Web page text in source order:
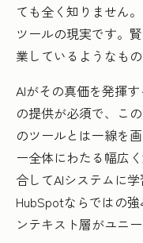
ても全く知りません
ツールの現実です。
業しているようなもの
AIがその真価を発揮
の提供が必須で、こ
のツールとは一線を
ー全体にわたる幅広
合してAIシステムに
HubSpotならではの
ンテキスト層がユニ